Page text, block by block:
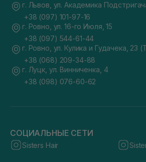
г. Львов, ул. Академика
+38 (097) 101-97-16
г. Ровно, ул. 16-го Июля, 15
+38 (097) 544-61-44
г. Ровно, ул. Кулика и Гудачека, 23
+38 (068) 209-34-88
г. Луцк, ул. Винниченка, 4
+38 (098) 076-60-62
СОЦИАЛЬНЫЕ СЕТИ
Sisters Hair